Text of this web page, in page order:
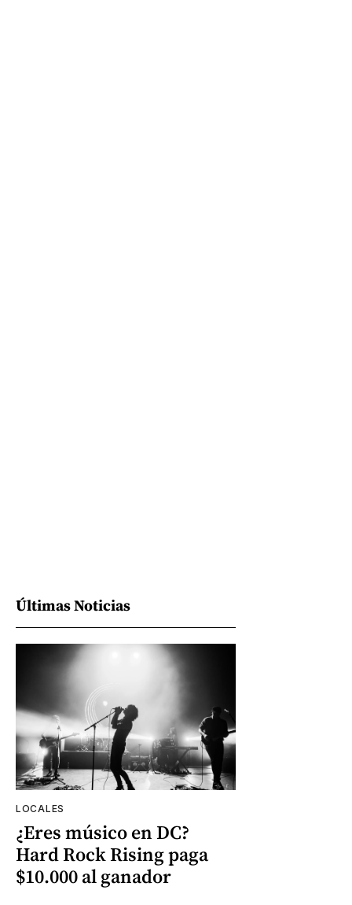
Últimas Noticias
LOCALES
¿Eres músico en DC?
Hard Rock Rising paga
$10.000 al ganador